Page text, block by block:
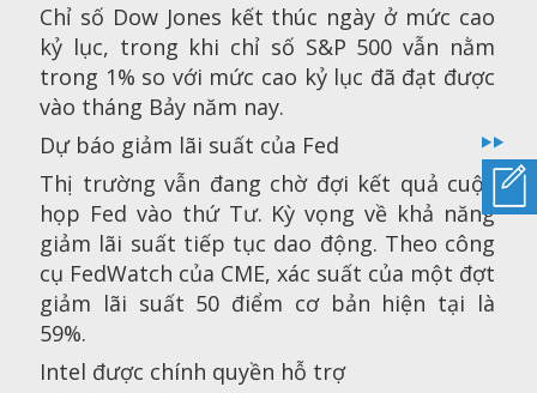
Chỉ số Dow Jones kết thúc ngày ở mức cao
kỷ lục, trong khi chỉ số S&P 500 vẫn nằm
trong 1% so với mức cao kỷ lục đã đạt được
vào tháng Bảy năm nay.
Dự báo giảm lãi suất của Fed
Thị trường vẫn đang chờ đợi kết quả cuộc
họp Fed vào thứ Tư. Kỳ vọng về khả năng
giảm lãi suất tiếp tục dao động. Theo công
cụ FedWatch của CME, xác suất của một đợt
giảm lãi suất 50 điểm cơ bản hiện tại là
59%.
Intel được chính quyền hỗ trợ